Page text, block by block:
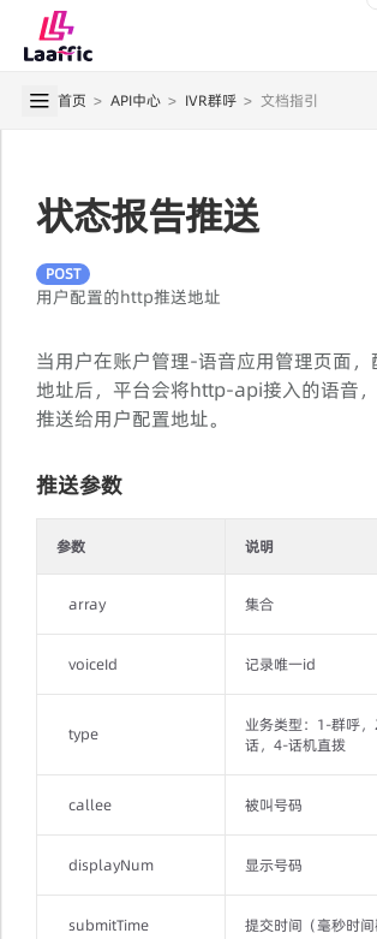
首页 > API中心 > IVR群呼 > 文档指引
状态报告推送
POST
用户配置的http推送地址
当用户在账户管理-语音应用管理页面
地址后，平台会将http-api接入的语音
推送给用户配置地址。
推送参数
参数 说明
array 集合
voiceId 记录唯一id
type
业务类型：1-群呼
话，4-话机直拨
callee 被叫号码
displayNum 显示号码
submitTime 提交时间（毫秒时间